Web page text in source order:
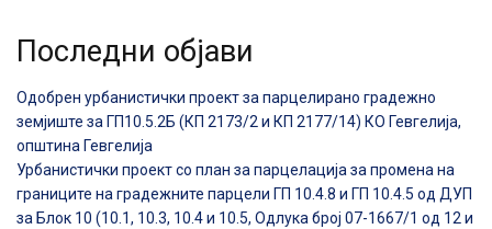
Последни објави
Одобрен урбанистички проект за парцелирано градежно
земјиште за ГП10.5.2Б (КП 2173/2 и КП 2177/14) КО Гевгелија,
општина Гевгелија
Урбанистички проект со план за парцелација за промена на
границите на градежните парцели ГП 10.4.8 и ГП 10.4.5 од ДУП
за Блок 10 (10.1, 10.3, 10.4 и 10.5, Одлука број 07-1667/1 од 12 и